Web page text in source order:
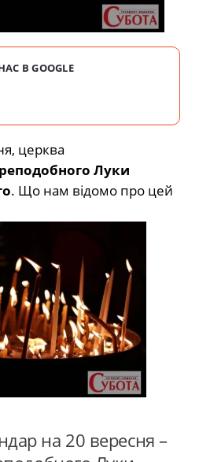
В GOOGLE
церква
Луки
. Що нам відомо про цей
на 20 вересня –